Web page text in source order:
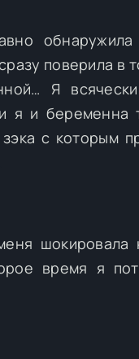
обнаружила
поверила в
Я
я и беременна
с которым
шокировала
время я